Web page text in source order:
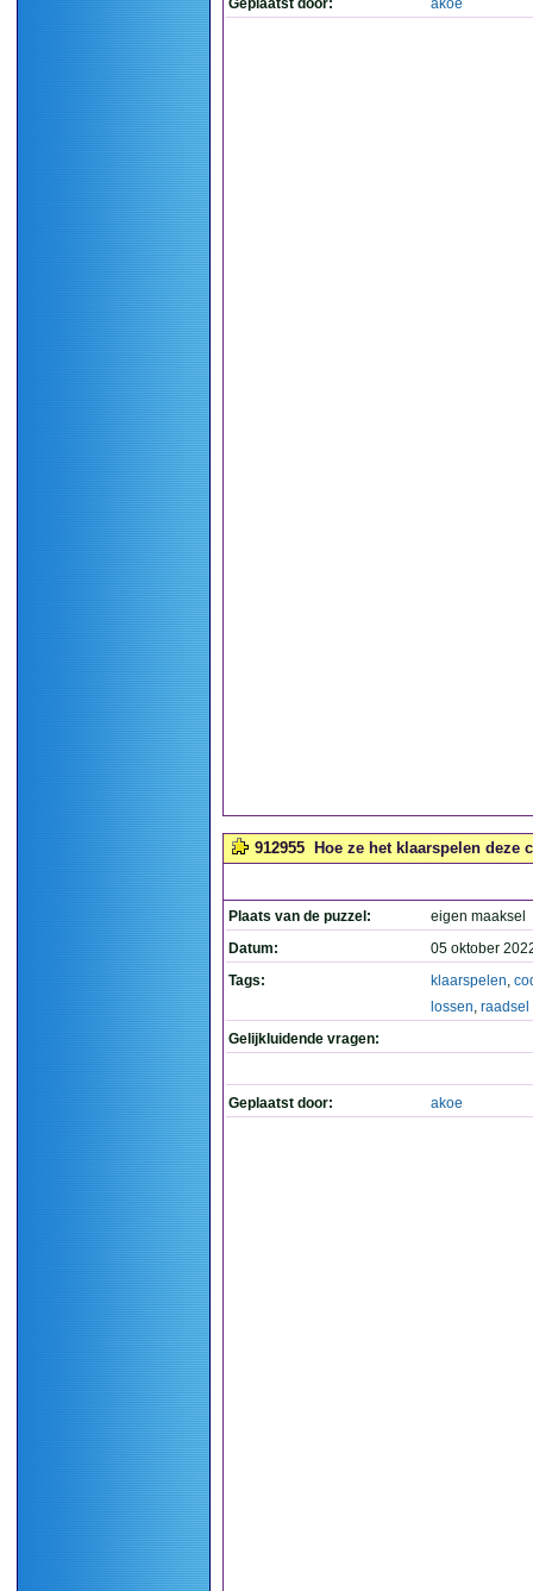
Geplaatst door: akoe
912955 Hoe ze het klaarspelen deze
Plaats van de puzzel:
eigen maaksel
Datum:
05 oktober
Tags:
klaarspelen,
lossen, raadsel
Gelijkluidende vragen:
Geplaatst door: akoe